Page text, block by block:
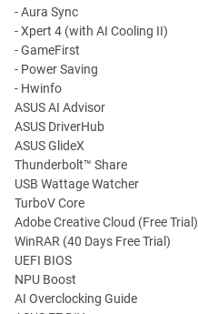
- Aura Sync
- Xpert 4 (with AI Cooling II)
- GameFirst
- Power Saving
- Hwinfo
ASUS AI Advisor
ASUS DriverHub
ASUS GlideX
Thunderbolt™ Share
USB Wattage Watcher
TurboV Core
Adobe Creative Cloud (Free Trial)
WinRAR (40 Days Free Trial)
UEFI BIOS
NPU Boost
AI Overclocking Guide